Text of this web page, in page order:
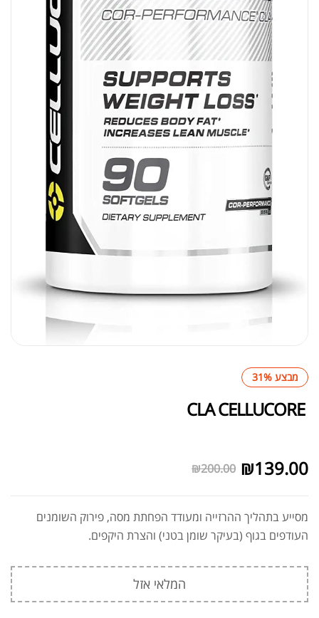
מבצע 31%
CLA CELLUCORE
₪200.00 ₪139.00
מסייע בתהליך ההרזייה ומעודד הפחתת מסה, פירוק השומנים
העודפים בגוף (בעיקר שומן בטני) והצרת היקפים.
המלאי אזל